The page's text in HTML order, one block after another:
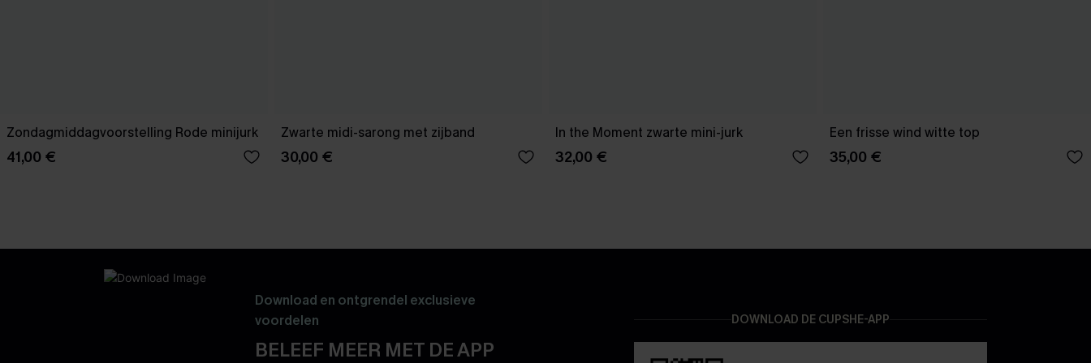
Zondagmiddagvoorstelling Rode minijurk
41,00 €
Zwarte midi-sarong met zijband
30,00 €
In the Moment zwarte mini-jurk
32,00 €
Een frisse wind witte top
35,00 €
Download en ontgrendel exclusieve
voordelen
BELEEF MEER MET DE APP
DOWNLOAD DE CUPSHE-APP